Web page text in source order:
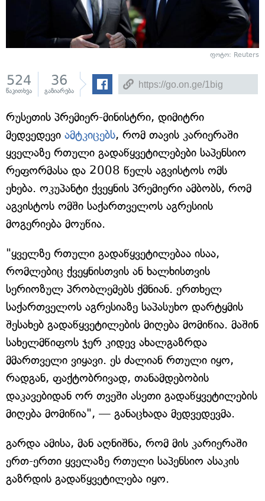
ფოტო: Reuters
524
წაკითხვა
36
გაზიარება
რუსეთის პრემიერ-მინისტრი, დიმიტრი
მედვედევი ამტკიცებს, რომ თავის კარიერაში
ყველაზე რთული გადაწყვეტილებები საპენსიო
რეფორმასა და 2008 წელს აგვისტოს ომს
ეხება. ოკუპანტი ქვეყნის პრემიერი ამბობს, რომ
აგვისტოს ომში საქართველოს აგრესიის
მოგერიება მოუწია.
"ყველზე რთული გადაწყვეტილებაა ისაა,
რომლებიც ქვეყნისთვის ან ხალხისთვის
სერიოზულ პრობლემებს ქმნიან. ერთხელ
საქართველოს აგრესიაზე საპასუხო დარტყმის
შესახებ გადაწყვეტილების მიღება მომიწია. მაშინ
სახელმწიფოს ჯერ კიდევ ახალგაზრდა
მმართველი ვიყავი. ეს ძალიან რთული იყო,
რადგან, ფაქტობრივად, თანამდებობის
დაკავებიდან ორ თვეში ასეთი გადაწყვეტილების
მიღება მომიწია", — განაცხადა მედვედევმა.
გარდა ამისა, მან აღნიშნა, რომ მის კარიერაში
ერთ-ერთი ყველაზე რთული საპენსიო ასაკის
გაზრდის გადაწყვეტილება იყო.